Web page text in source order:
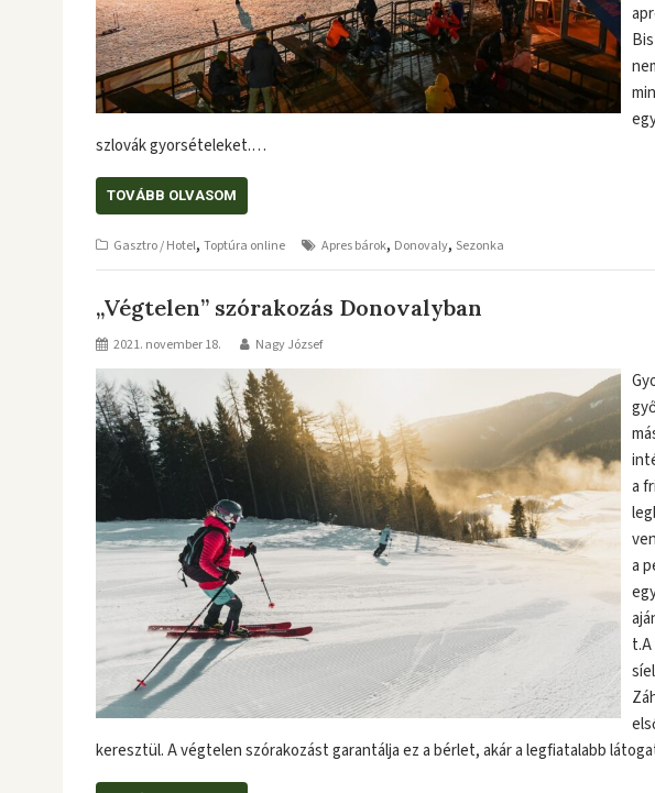
szlovák gyorsételeket.…
TOVÁBB OLVASOM
Gasztro / Hotel, Toptúra online Apres bárok, Donovaly, Sezonka
„Végtelen” szórakozás Donovalyban
2021. november 18. Nagy József
a
a
keresztül. A végtelen szórakozást garantálja ez a bérlet, akár a legfiatalabb